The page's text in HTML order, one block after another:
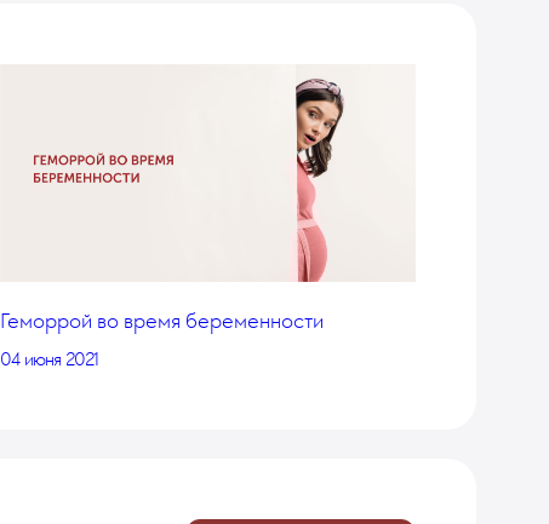
Геморрой во время беременности
04 июня 2021